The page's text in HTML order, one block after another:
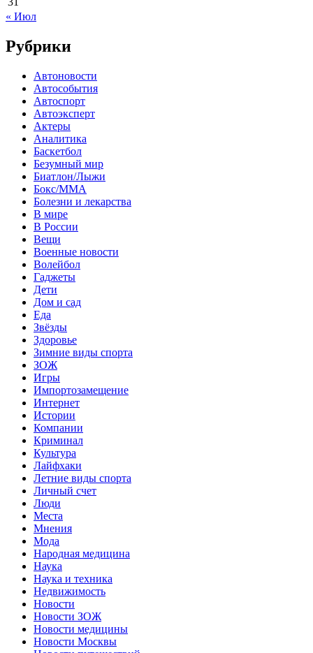
« Июл
Рубрики
Автоновости
Автособытия
Автоспорт
Автоэксперт
Актеры
Аналитика
Баскетбол
Безумный мир
Биатлон/Лыжи
Бокс/MMA
Болезни и лекарства
В мире
В России
Вещи
Военные новости
Волейбол
Гаджеты
Дети
Дом и сад
Еда
Звёзды
Здоровье
Зимние виды спорта
ЗОЖ
Игры
Импортозамещение
Интернет
Истории
Компании
Криминал
Культура
Лайфхаки
Летние виды спорта
Личный счет
Люди
Места
Мнения
Мода
Народная медицина
Наука
Наука и техника
Недвижимость
Новости
Новости ЗОЖ
Новости медицины
Новости Москвы